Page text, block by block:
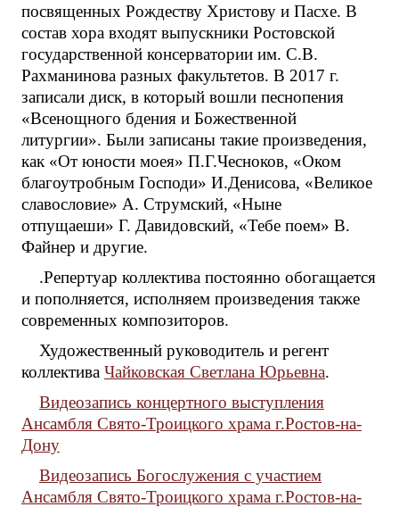
посвященных Рождеству Христову и Пасхе. В
состав хора входят выпускники Ростовской
государственной консерватории им. С.В.
Рахманинова разных факультетов. В 2017 г.
записали диск, в который вошли песнопения
«Всенощного бдения и Божественной
литургии». Были записаны такие произведения,
как «От юности моея» П.Г.Чесноков, «Оком
благоутробным Господи» И.Денисова, «Великое
славословие» А. Струмский, «Ныне
отпущаеши» Г. Давидовский, «Тебе поем» В.
Файнер и другие.
.Репертуар коллектива постоянно обогащается
и пополняется, исполняем произведения также
современных композиторов.
Художественный руководитель и регент
коллектива Чайковская Светлана Юрьевна.
Видеозапись концертного выступления
Ансамбля Свято-Троицкого храма г.Ростов-на-
Дону
Видеозапись Богослужения с участием
Ансамбля Свято-Троицкого храма г.Ростов-на-